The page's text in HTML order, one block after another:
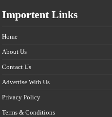
Importent Links
Home
About Us
Contact Us
Advertise With Us
Privacy Policy
Terms & Conditions